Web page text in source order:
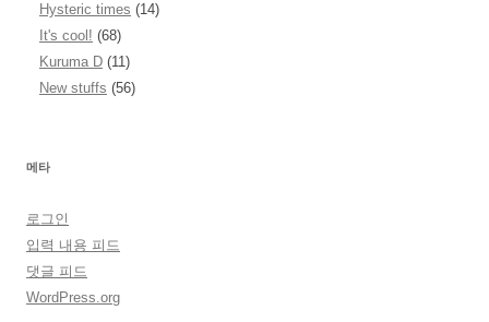
Hysteric times (14)
It's cool! (68)
Kuruma D (11)
New stuffs (56)
메타
로그인
입력 내용 피드
댓글 피드
WordPress.org